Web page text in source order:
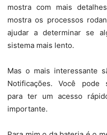
mostra com mais
mostra os processos
ajudar a determinar se
sistema mais lento.
Mas o mais interessante
Notificações. Você pode
para ter um acesso
importante.